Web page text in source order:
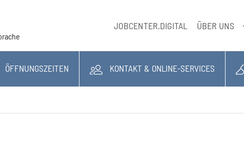
JOBCENTER.DIGITAL ÜBER UNS
ÖFFNUNGSZEITEN KONTAKT & ONLINE-SERVICES